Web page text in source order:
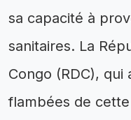
sa capacité à
sanitaires. La
Congo (RDC),
flambées de